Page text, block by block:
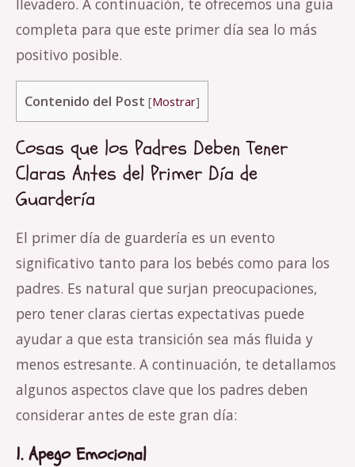
llevadero. A continuación, te ofrecemos una guía
completa para que este primer día sea lo más
positivo posible.
Contenido del Post [Mostrar]
Cosas que los Padres Deben Tener
Claras Antes del Primer Día de
Guardería
El primer día de guardería es un evento
significativo tanto para los bebés como para los
padres. Es natural que surjan preocupaciones,
pero tener claras ciertas expectativas puede
ayudar a que esta transición sea más fluida y
menos estresante. A continuación, te detallamos
algunos aspectos clave que los padres deben
considerar antes de este gran día:
1. Apego Emocional